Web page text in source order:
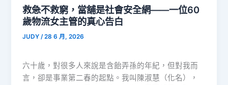
救急不救窮，當舖是社會安全網——一位60
歲物流女主管的真心告白
JUDY/28 6 月, 2026
六十歲，對很多人來說是含飴弄孫的年紀，但對我而
言，卻是事業第二春的起點。我叫陳淑慧（化名），